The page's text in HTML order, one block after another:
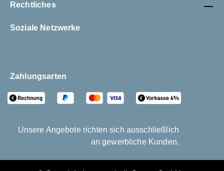
Rechtliches
Soziale Netzwerke
Zahlungsarten
Unsere Angebote richten sich ausschließlich
an gewerbliche Kunden.